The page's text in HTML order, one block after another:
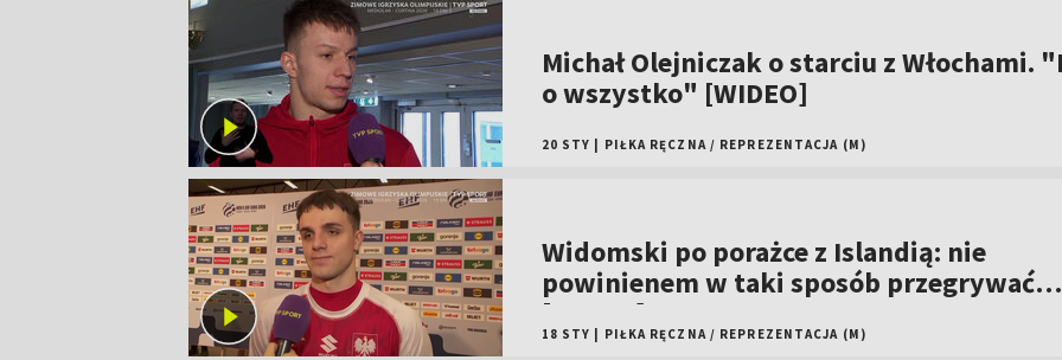
Michał Olejniczak o starciu z Włochami.
o wszystko" [WIDEO]
20 STY PIŁKA RĘCZNA / REPREZENTACJA (M)
Widomski po porażce z Islandią: nie
powinienem w taki sposób przegrywać
[WIDEO]
18 STY PIŁKA RĘCZNA / REPREZENTACJA (M)